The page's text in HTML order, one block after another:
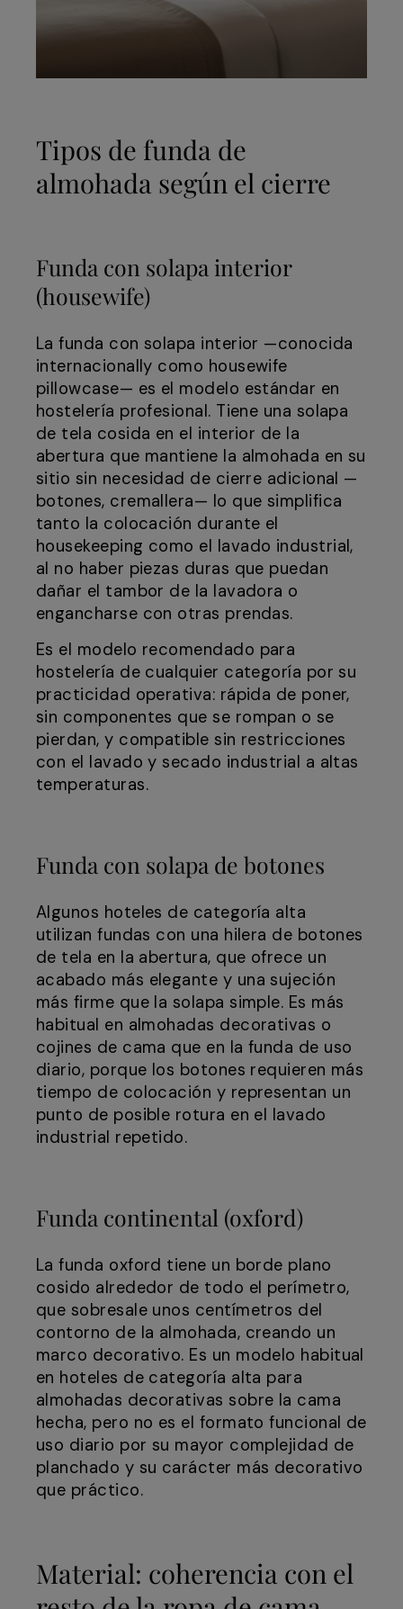
Tipos de funda de
almohada según el cierre
Funda con solapa interior
(housewife)
La funda con solapa interior —conocida
internacionally como housewife
pillowcase— es el modelo estándar en
hostelería profesional. Tiene una solapa
de tela cosida en el interior de la
abertura que mantiene la almohada en su
sitio sin necesidad de cierre adicional —
botones, cremallera— lo que simplifica
tanto la colocación durante el
housekeeping como el lavado industrial,
al no haber piezas duras que puedan
dañar el tambor de la lavadora o
engancharse con otras prendas.
Es el modelo recomendado para
hostelería de cualquier categoría por su
practicidad operativa: rápida de poner,
sin componentes que se rompan o se
pierdan, y compatible sin restricciones
con el lavado y secado industrial a altas
temperaturas.
Funda con solapa de botones
Algunos hoteles de categoría alta
utilizan fundas con una hilera de botones
de tela en la abertura, que ofrece un
acabado más elegante y una sujeción
más firme que la solapa simple. Es más
habitual en almohadas decorativas o
cojines de cama que en la funda de uso
diario, porque los botones requieren más
tiempo de colocación y representan un
punto de posible rotura en el lavado
industrial repetido.
Funda continental (oxford)
La funda oxford tiene un borde plano
cosido alrededor de todo el perímetro,
que sobresale unos centímetros del
contorno de la almohada, creando un
marco decorativo. Es un modelo habitual
en hoteles de categoría alta para
almohadas decorativas sobre la cama
hecha, pero no es el formato funcional de
uso diario por su mayor complejidad de
planchado y su carácter más decorativo
que práctico.
Material: coherencia con el